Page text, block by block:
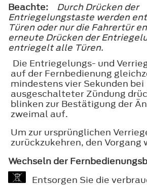
Beachte:
Durch Drücken der
Entriegelungstaste werden
Türen oder nur die Fahrertür
erneute Drücken der
entriegelt alle Türen.
Die Entriegelungs- und
auf der Fernbedienung
mindestens vier Sekunden bei
ausgeschalteter Zündung
blinken zur Bestätigung der
zweimal auf.
Um zur ursprünglichen
zurückzukehren, den Vorgang
Wechseln der
Entsorgen Sie die